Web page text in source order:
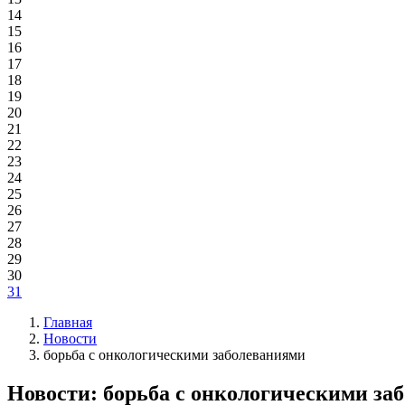
14
15
16
17
18
19
20
21
22
23
24
25
26
27
28
29
30
31
Главная
Новости
борьба с онкологическими заболеваниями
Новости: борьба с онкологическими